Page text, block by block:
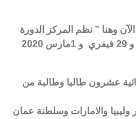
وهنا ” نظم المركز الدورة
عشرون طالبا وطالبة من
والامارات وسلطنة عمان